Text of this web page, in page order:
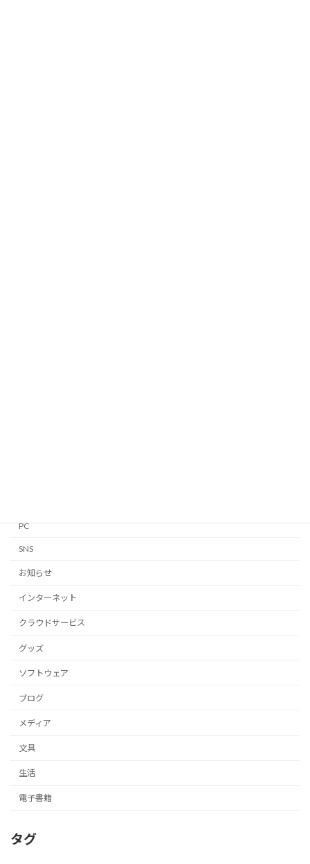
PC
SNS
お知らせ
インターネット
クラウドサービス
グッズ
ソフトウェア
ブログ
メディア
文具
生活
電子書籍
タグ